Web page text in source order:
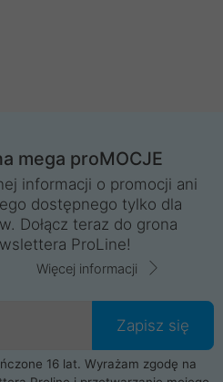
mega proMOCJE
informacji o promocji ani
dostępnego tylko dla
Dołącz teraz do grona
ProLine!
Więcej informacji
Zapisz się
16 lat. Wyrażam zgodę na